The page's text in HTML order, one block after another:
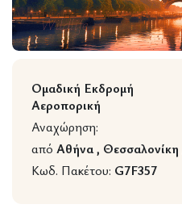
Wildlife
Ομαδική Εκδρομή
Αεροπορική
Αναχώρηση:
από Αθήνα , Θεσσαλονίκη
Κωδ. Πακέτου: G7F357